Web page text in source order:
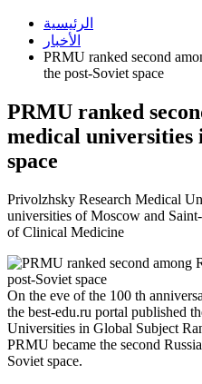
الرئيسية
الأخبار
PRMU ranked second
the post-Soviet space
PRMU ranked
medical universities
space
Privolzhsky Research Medical
universities of Moscow and
of Clinical Medicine
On the eve of the 100 th
the best-edu.ru portal published
Universities in Global Subject
PRMU became the second
Soviet space.